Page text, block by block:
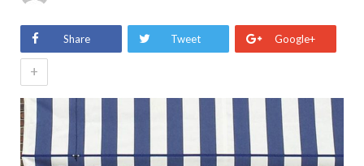
Share Tweet Google+
+